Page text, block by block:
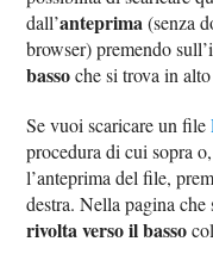
dall’anteprima(senza
browser) premendo
bassoche si trova in
Se vuoi scaricare un file
procedura di cui sopra
l’anteprima del file,
destra. Nella pagina
rivolta verso il basso